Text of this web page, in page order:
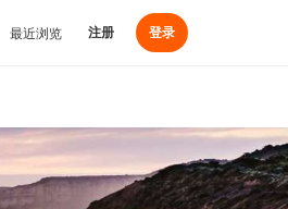
最近浏览 注册 登录